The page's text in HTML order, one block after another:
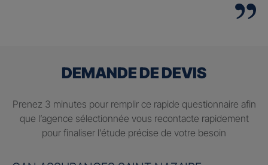
DEMANDE DE DEVIS
Prenez 3 minutes pour remplir ce rapide questionnaire afin
que l’agence sélectionnée vous recontacte rapidement
pour finaliser l’étude précise de votre besoin